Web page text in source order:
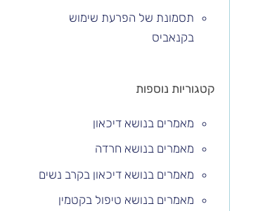
תסמונת של הפרעת שימוש
בקנאביס
קטגוריות נוספות
מאמרים בנושא דיכאון
מאמרים בנושא חרדה
מאמרים בנושא דיכאון בקרב נשים
מאמרים בנושא טיפול בקטמין